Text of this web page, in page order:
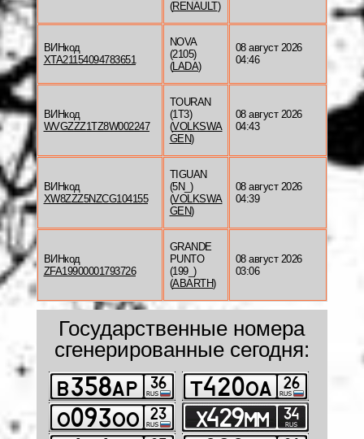
(RENAULT)
ВИНкод
XTA21154094783651
NOVA
(2105)
(LADA)
08 август 2026
04:46
ВИНкод
WVGZZZ1TZ8W002247
TOURAN
(1T3)
(VOLKSWA
GEN)
08 август 2026
04:43
ВИНкод
XW8ZZZ5NZCG104155
TIGUAN
(5N_)
(VOLKSWA
GEN)
08 август 2026
04:39
ВИНкод
ZFA19900001793726
GRANDE
PUNTO
(199_)
(ABARTH)
08 август 2026
03:06
Государственные номера
сгенерированные сегодня: